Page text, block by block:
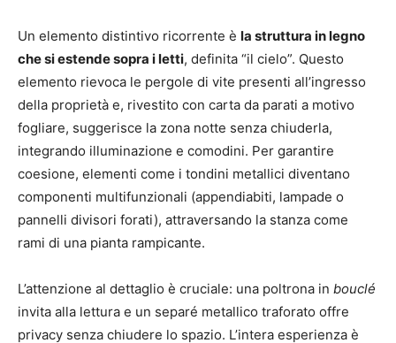
Un elemento distintivo ricorrente è la struttura in legno
che si estende sopra i letti, definita “il cielo”. Questo
elemento rievoca le pergole di vite presenti all’ingresso
della proprietà e, rivestito con carta da parati a motivo
fogliare, suggerisce la zona notte senza chiuderla,
integrando illuminazione e comodini. Per garantire
coesione, elementi come i tondini metallici diventano
componenti multifunzionali (appendiabiti, lampade o
pannelli divisori forati), attraversando la stanza come
rami di una pianta rampicante.
L’attenzione al dettaglio è cruciale: una poltrona in bouclé
invita alla lettura e un separé metallico traforato offre
privacy senza chiudere lo spazio. L’intera esperienza è